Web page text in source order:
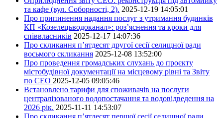
та кафе (вул. Соборності, 2). 2025-12-19 14:05:01
Про припинення надання послуг з утримання будинків
КП «Козелецьводоканал»: роз’яснення та кроки для
співвласників 2025-12-17 14:07:36
Про скликання п’ятдесят другої сесії селищної ради
восьмого скликання 2025-12-08 13:52:00
Про проведення громадських слухань до проєкту
містобудівної документації на місцевому рівні та Звіту
по СЕО 2025-12-05 09:05:46
Встановлено тарифи для споживачів на послуги
централізованого водопостачання та водовідведення на
2026 рік. 2025-11-11 14:53:07